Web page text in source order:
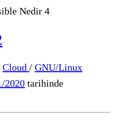
Nedir 4
Cloud / GNU/Linux
2020 tarihinde